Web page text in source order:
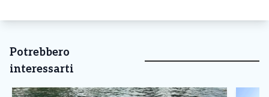
Potrebbero
interessarti